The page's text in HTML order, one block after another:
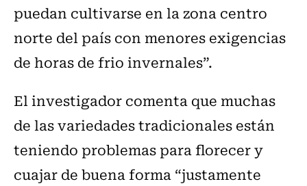
puedan cultivarse en la zona centro
norte del país con menores exigencias
de horas de frio invernales”.
El investigador comenta que muchas
de las variedades tradicionales están
teniendo problemas para florecer y
cuajar de buena forma “justamente